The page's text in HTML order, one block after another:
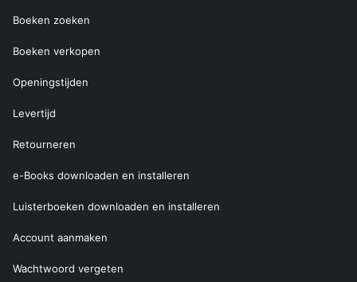
Boeken zoeken
Boeken verkopen
Openingstijden
Levertijd
Retourneren
e-Books downloaden en installeren
Luisterboeken downloaden en installeren
Account aanmaken
Wachtwoord vergeten